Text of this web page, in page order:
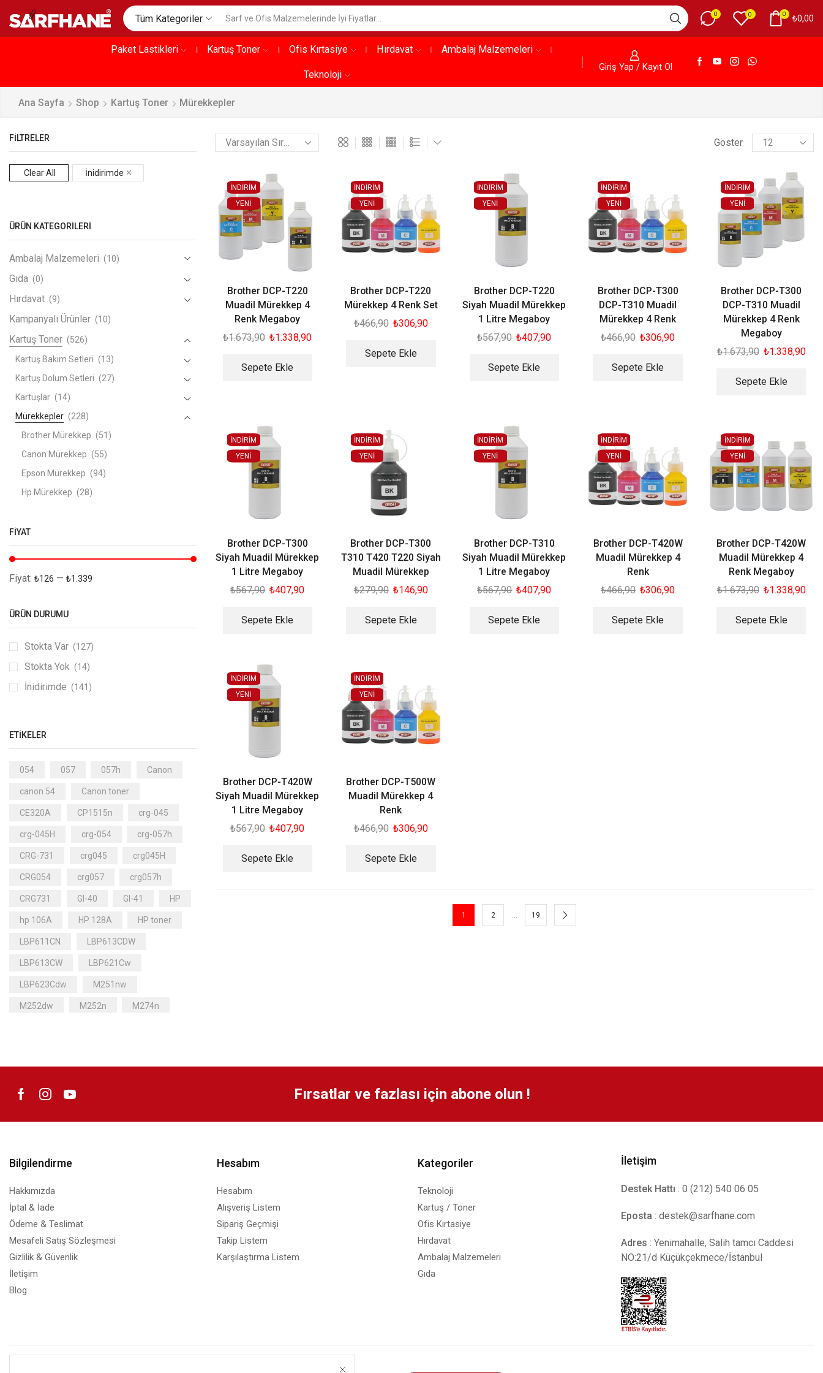
Tüm Kategoriler 0 0 0 ₺0,00
Paket Lastikleri Kartuş Toner Ofis Kırtasiye Hırdavat Ambalaj Malzemeleri
Teknoloji
Giriş Yap / Kayıt Ol
Ana Sayfa Shop Kartuş Toner Mürekkepler
Göster
İNDİRİM
YENI
Brother DCP-T220
Muadil Mürekkep 4
Renk Megaboy
₺1.673,90 ₺1.338,90
Sepete Ekle
İNDİRİM
YENI
Brother DCP-T220
Mürekkep 4 Renk Set
₺466,90 ₺306,90
Sepete Ekle
İNDİRİM
YENI
Brother DCP-T220
Siyah Muadil Mürekkep
1 Litre Megaboy
₺567,90 ₺407,90
Sepete Ekle
İNDİRİM
YENI
Brother DCP-T300
DCP-T310 Muadil
Mürekkep 4 Renk
₺466,90 ₺306,90
Sepete Ekle
İNDİRİM
YENI
Brother DCP-T300
DCP-T310 Muadil
Mürekkep 4 Renk
Megaboy
₺1.673,90 ₺1.338,90
Sepete Ekle
İNDİRİM
YENI
Brother DCP-T300
Siyah Muadil Mürekkep
1 Litre Megaboy
₺567,90 ₺407,90
Sepete Ekle
İNDİRİM
YENI
Brother DCP-T300
T310 T420 T220 Siyah
Muadil Mürekkep
₺279,90 ₺146,90
Sepete Ekle
İNDİRİM
YENI
Brother DCP-T310
Siyah Muadil Mürekkep
1 Litre Megaboy
₺567,90 ₺407,90
Sepete Ekle
İNDİRİM
YENI
Brother DCP-T420W
Muadil Mürekkep 4
Renk
₺466,90 ₺306,90
Sepete Ekle
İNDİRİM
YENI
Brother DCP-T420W
Muadil Mürekkep 4
Renk Megaboy
₺1.673,90 ₺1.338,90
Sepete Ekle
İNDİRİM
YENI
Brother DCP-T420W
Siyah Muadil Mürekkep
1 Litre Megaboy
₺567,90 ₺407,90
Sepete Ekle
İNDİRİM
YENI
Brother DCP-T500W
Muadil Mürekkep 4
Renk
₺466,90 ₺306,90
Sepete Ekle
1 2 … 19
FILTRELER
Clear All İnidirimde
ÜRÜN KATEGORILERI
Ambalaj Malzemeleri (10)
Gıda (0)
Hırdavat (9)
Kampanyalı Ürünler (10)
Kartuş Toner (526)
Kartuş Bakım Setleri (13)
Kartuş Dolum Setleri (27)
Kartuşlar (14)
Mürekkepler (228)
Brother Mürekkep (51)
Canon Mürekkep (55)
Epson Mürekkep (94)
Hp Mürekkep (28)
Toner Tozu
Tonerler (236)
FIYAT
Fiyat: ₺126 — ₺1.339
ÜRÜN DURUMU
Stokta Var (127)
Stokta Yok (14)
İnidirimde (141)
ETIKELER
054 057 057h Canon
canon 54 Canon toner
CE320A CP1515n crg-045
crg-045H crg-054 crg-057h
CRG-731 crg045 crg045H
CRG054 crg057 crg057h
CRG731 GI-40 GI-41 HP
hp 106A HP 128A HP toner
LBP611CN LBP613CDW
LBP613CW LBP621Cw
LBP623Cdw M251nw
M252dw M252n M274n
MF641Cw Fırsatlar ve fazlası için abone olun !
Bilgilendirme
Hakkımızda
İptal & İade
Ödeme & Teslimat
Mesafeli Satış Sözleşmesi
Gizlilik & Güvenlik
İletişim
Blog
Hesabım
Hesabım
Alışveriş Listem
Sipariş Geçmişi
Takip Listem
Karşılaştırma Listem
Kategoriler
Teknoloji
Kartuş / Toner
Ofis Kırtasiye
Hırdavat
Ambalaj Malzemeleri
Gıda
İletişim
Destek Hattı : 0 (212) 540 06 05
Eposta : destek@sarfhane.com
Adres : Yenimahalle, Salih tamcı Caddesi
NO:21/d Küçükçekmece/İstanbul